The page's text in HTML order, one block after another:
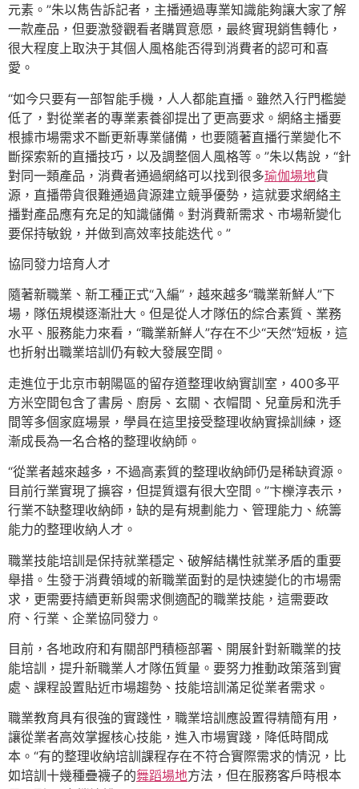
元素。”朱以雋告訴記者，主播通過專業知識能夠讓大家了解
一款產品，但要激發觀看者購買意愿，最終實現銷售轉化，
很大程度上取決于其個人風格能否得到消費者的認可和喜
愛。
“如今只要有一部智能手機，人人都能直播。雖然入行門檻變
低了，對從業者的專業素養卻提出了更高要求。網絡主播要
根據市場需求不斷更新專業儲備，也要隨著直播行業變化不
斷探索新的直播技巧，以及調整個人風格等。”朱以雋說，“針
對同一類產品，消費者通過網絡可以找到很多瑜伽場地貨
源，直播帶貨很難通過貨源建立競爭優勢，這就要求網絡主
播對產品應有充足的知識儲備。對消費新需求、市場新變化
要保持敏銳，并做到高效率技能迭代。”
協同發力培育人才
隨著新職業、新工種正式“入編”，越來越多“職業新鮮人”下
場，隊伍規模逐漸壯大。但是從人才隊伍的綜合素質、業務
水平、服務能力來看，“職業新鮮人”存在不少“天然”短板，這
也折射出職業培訓仍有較大發展空間。
走進位于北京市朝陽區的留存道整理收納實訓室，400多平
方米空間包含了書房、廚房、玄關、衣帽間、兒童房和洗手
間等多個家庭場景，學員在這里接受整理收納實操訓練，逐
漸成長為一名合格的整理收納師。
“從業者越來越多，不過高素質的整理收納師仍是稀缺資源。
目前行業實現了擴容，但提質還有很大空間。”卞櫟淳表示，
行業不缺整理收納師，缺的是有規劃能力、管理能力、統籌
能力的整理收納人才。
職業技能培訓是保持就業穩定、破解結構性就業矛盾的重要
舉措。生發于消費領域的新職業面對的是快速變化的市場需
求，更需要持續更新與需求側適配的職業技能，這需要政
府、行業、企業協同發力。
目前，各地政府和有關部門積極部署、開展針對新職業的技
能培訓，提升新職業人才隊伍質量。要努力推動政策落到實
處、課程設置貼近市場趨勢、技能培訓滿足從業者需求。
職業教育具有很強的實踐性，職業培訓應設置得精簡有用，
讓從業者高效掌握核心技能，進入市場實踐，降低時間成
本。“有的整理收納培訓課程存在不符合實際需求的情況，比
如培訓十幾種疊襪子的舞蹈場地方法，但在服務客戶時根本